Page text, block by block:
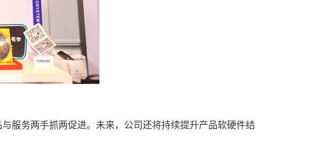
服务两手抓两促进。未来，公司还将持续提升产品软硬件结